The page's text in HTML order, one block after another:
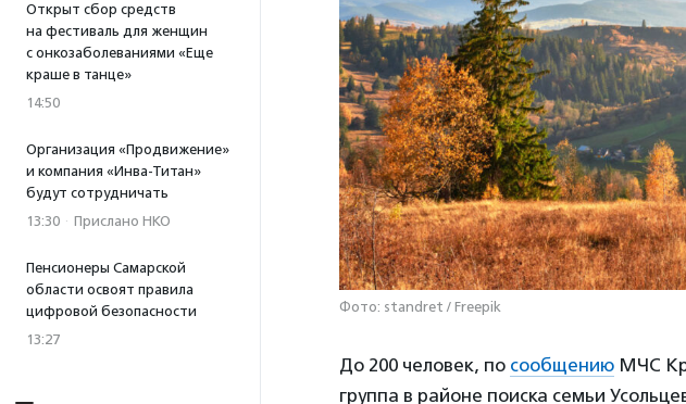
Открыт сбор средств
на фестиваль для женщин
с онкозаболеваниями «Еще
краше в танце»
14:50
Организация «Продвижение»
и компания «Инва-Титан»
будут сотрудничать
13:30 · Прислано НКО
Пенсионеры Самарской
области освоят правила
цифровой безопасности
13:27
Фото: standret / Freepik
До 200 человек, по сообщению МЧС
группа в районе поиска семьи